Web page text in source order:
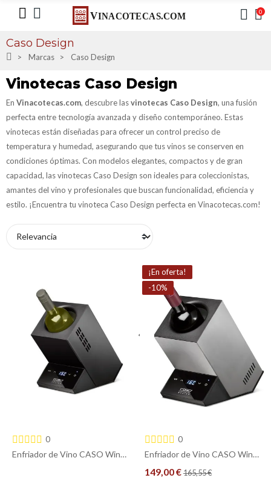
0
Caso Design
Marcas Caso Design
Vinotecas Caso Design
En Vinacotecas.com, descubre lasvinotecas Caso Design, una fusión
perfecta entre tecnología avanzada y diseño contemporáneo. Estas
vinotecas están diseñadas para ofrecer un control preciso de
temperatura y humedad, asegurando que tus vinos se conserven en
condiciones óptimas. Con modelos elegantes, compactos y de gran
capacidad, las vinotecas Caso Design son ideales para coleccionistas,
amantes del vino y profesionales que buscan funcionalidad, eficiencia y
estilo. ¡Encuentra tu vinoteca Caso Design perfecta en Vinacotecas.com!
0
Enfriador de Vino CASO WineCase Black – Enfriador Eléctrico para 1 Botella, 5–18 °C, Black
¡En oferta!
-10%
0
Enfriador de Vino CASO WineCase One Inox – Enfriador Eléctrico para 1 Botella, 5–18 °C, Acero Inoxidable
149,00 €165,55 €